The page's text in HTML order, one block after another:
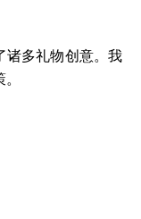
诸多礼物创意。我
in New Tab